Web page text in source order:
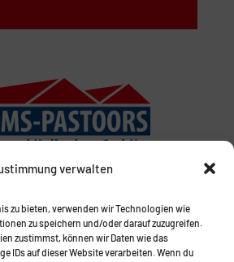
verwalten
zu bieten, verwenden wir Technologien wie
zu speichern und/oder darauf zuzugreifen.
zustimmst, können wir Daten wie das
IDs auf dieser Website verarbeiten. Wenn du